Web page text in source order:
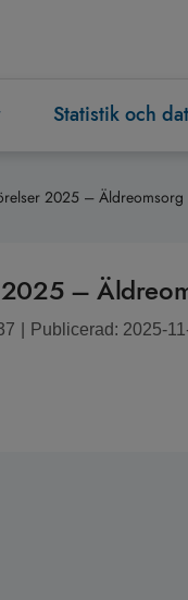
Statistik och
2025 – Äldreomsorg
–
Publicerad: 2025-